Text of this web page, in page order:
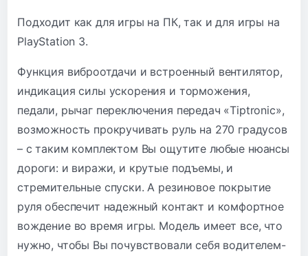
Подходит как для игры на ПК, так и для игры на
PlayStation 3.
Функция виброотдачи и встроенный вентилятор,
индикация силы ускорения и торможения,
педали, рычаг переключения передач «Tiptronic»,
возможность прокручивать руль на 270 градусов
– с таким комплектом Вы ощутите любые нюансы
дороги: и виражи, и крутые подъемы, и
стремительные спуски. А резиновое покрытие
руля обеспечит надежный контакт и комфортное
вождение во время игры. Модель имеет все, что
нужно, чтобы Вы почувствовали себя водителем-